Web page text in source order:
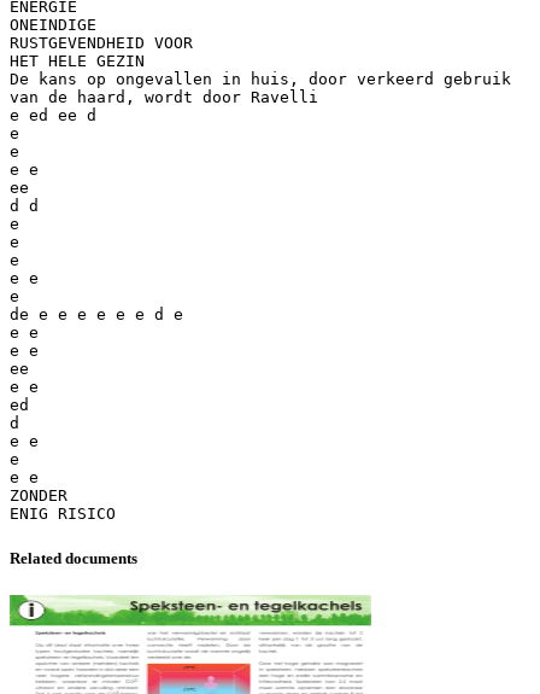
ENERGIE
ONEINDIGE
RUSTGEVENDHEID VOOR
HET HELE GEZIN
De kans op ongevallen in huis, door verkeerd gebruik
van de haard, wordt door Ravelli
e ed ee d
e
e
e e
ee
d d
e
e
e
e e
e
de e e e e e e d e
e e
e e
ee
e e
ed
d
e e
e
e e
ZONDER
Related documents